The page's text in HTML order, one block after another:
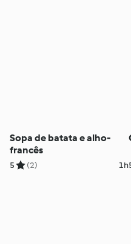
Sopa de batata e alho-
francês
5 (2) 1h